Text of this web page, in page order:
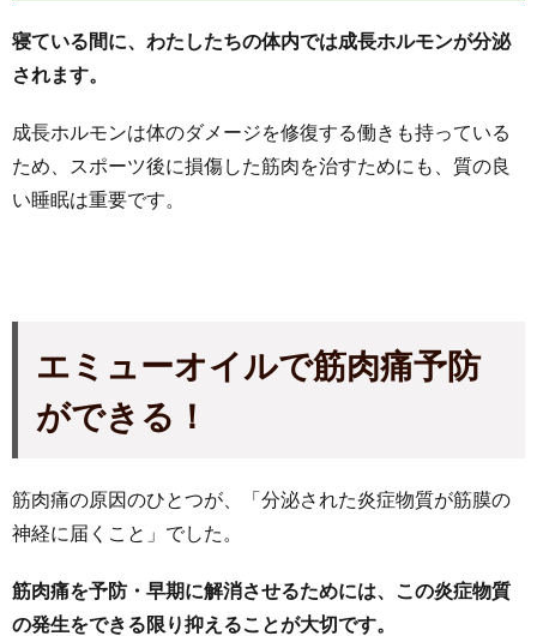
寝ている間に、わたしたちの体内では成長ホルモンが分泌
されます。
成長ホルモンは体のダメージを修復する働きも持っている
ため、スポーツ後に損傷した筋肉を治すためにも、質の良
い睡眠は重要です。
エミューオイルで筋肉痛予防
ができる！
筋肉痛の原因のひとつが、「分泌された炎症物質が筋膜の
神経に届くこと」でした。
筋肉痛を予防・早期に解消させるためには、この炎症物質
の発生をできる限り抑えることが大切です。